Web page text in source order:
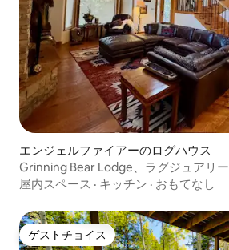
エンジェルファイアーのログハウス
Grinning Bear Lodge、ラグジュアリ
イアの隠れ家
屋内スペース · キッチン · おもてなし
ゲストチョイス
ゲストチョイス